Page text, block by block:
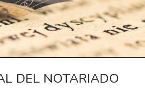
DEL NOTARIADO